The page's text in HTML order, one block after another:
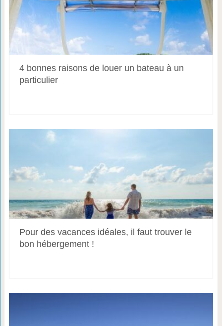
4 bonnes raisons de louer un bateau à un
particulier
Pour des vacances idéales, il faut trouver le
bon hébergement !